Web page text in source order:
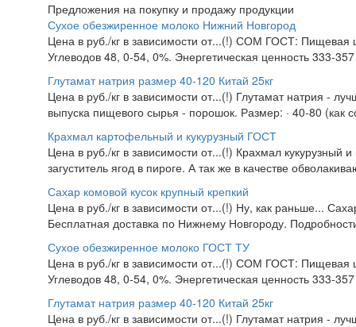
Предложения на покупку и продажу продукции
Сухое обезжиренное молоко Нижний Новгород
Цена в руб./кг в зависимости от...(!) СОМ ГОСТ: Пищевая
Углеводов 48, 0-54, 0%. Энергетическая ценность 333-
Глутамат натрия размер 40-120 Китай 25кг
Цена в руб./кг в зависимости от...(!) Глутамат натрия -
выпуска пищевого сырья - порошок. Размер: · 40-80 (как
Крахмал картофельный и кукурузный ГОСТ
Цена в руб./кг в зависимости от...(!) Крахмал
загуститель ягод в пироге. А так же в качестве
Сахар комовой кусок крупный крепкий
Цена в руб./кг в зависимости от...(!) Ну, как раньше...
Бесплатная доставка по Нижнему Новгороду.
Сухое обезжиренное молоко ГОСТ ТУ
Цена в руб./кг в зависимости от...(!) СОМ ГОСТ: Пищевая
Углеводов 48, 0-54, 0%. Энергетическая ценность 333-
Глутамат натрия размер 40-120 Китай 25кг
Цена в руб./кг в зависимости от...(!) Глутамат натрия -